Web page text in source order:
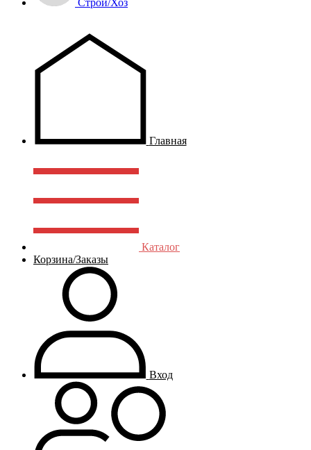
Строй/Хоз
Главная
Каталог
Корзина/Заказы
Вход